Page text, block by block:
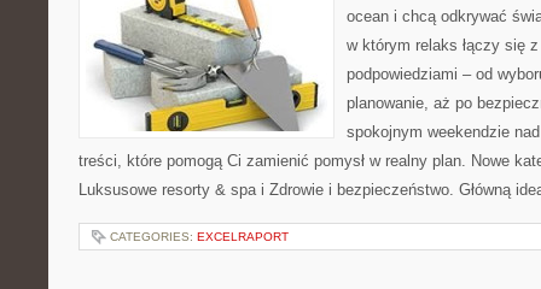
ocean i chcą odkrywać
w którym relaks łączy się
podpowiedziami – od
planowanie, aż po
spokojnym weekendzie
treści, które pomogą Ci zamienić pomysł w realny plan. Nowe
Luksusowe resorty & spa i Zdrowie i bezpieczeństwo. Główną
CATEGORIES: EXCELRAPORT